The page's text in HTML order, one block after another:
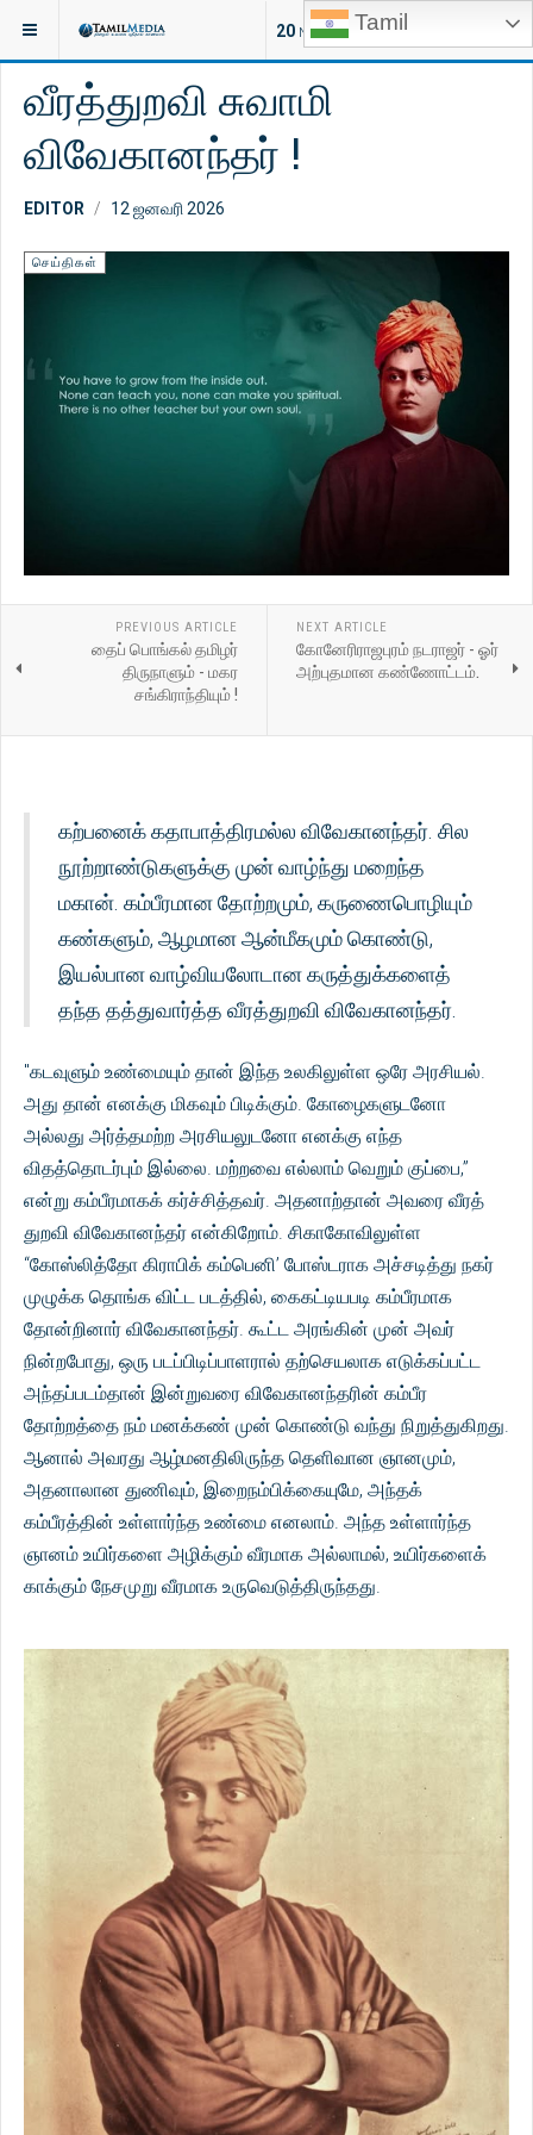
Tamil
20 NEW ARTICLES
இருக்குமிடம்: ஆன்மீகம் செய்திகள்
வீரத்துறவி சுவாமி
விவேகானந்தர் !
EDITOR 12 ஜனவரி 2026
செய்திகள்
PREVIOUS ARTICLE
தைப் பொங்கல் தமிழர்
திருநாளும் - மகர
சங்கிராந்தியும் !
NEXT ARTICLE
கோனேரிராஜபுரம் நடராஜர் - ஓர்
அற்புதமான கண்ணோட்டம்.
கற்பனைக் கதாபாத்திரமல்ல விவேகானந்தர். சில
நூற்றாண்டுகளுக்கு முன் வாழ்ந்து மறைந்த
மகான். கம்பீரமான தோற்றமும், கருணைபொழியும்
கண்களும், ஆழமான ஆன்மீகமும் கொண்டு,
இயல்பான வாழ்வியலோடான கருத்துக்களைத்
தந்த தத்துவார்த்த வீரத்துறவி விவேகானந்தர்.
"கடவுளும் உண்மையும் தான் இந்த உலகிலுள்ள ஒரே அரசியல்.
அது தான் எனக்கு மிகவும் பிடிக்கும். கோழைகளுடனோ
அல்லது அர்த்தமற்ற அரசியலுடனோ எனக்கு எந்த
விதத்தொடர்பும் இல்லை. மற்றவை எல்லாம் வெறும் குப்பை,”
என்று கம்பீரமாகக் கர்ச்சித்தவர். அதனாற்தான் அவரை வீரத்
துறவி விவேகானந்தர் என்கிறோம். சிகாகோவிலுள்ள
“கோஸ்லித்தோ கிராபிக் கம்பெனி’ போஸ்டராக அச்சடித்து நகர்
முழுக்க தொங்க விட்ட படத்தில், கைகட்டியபடி கம்பீரமாக
தோன்றினார் விவேகானந்தர். கூட்ட அரங்கின் முன் அவர்
நின்றபோது, ஒரு படப்பிடிப்பாளரால் தற்செயலாக எடுக்கப்பட்ட
அந்தப்படம்தான் இன்றுவரை விவேகானந்தரின் கம்பீர
தோற்றத்தை நம் மனக்கண் முன் கொண்டு வந்து நிறுத்துகிறது.
ஆனால் அவரது ஆழ்மனதிலிருந்த தெளிவான ஞானமும்,
அதனாலான துணிவும், இறைநம்பிக்கையுமே, அந்தக்
கம்பீரத்தின் உள்ளார்ந்த உண்மை எனலாம். அந்த உள்ளார்ந்த
ஞானம் உயிர்களை அழிக்கும் வீரமாக அல்லாமல், உயிர்களைக்
காக்கும் நேசமுறு வீரமாக உருவெடுத்திருந்தது.